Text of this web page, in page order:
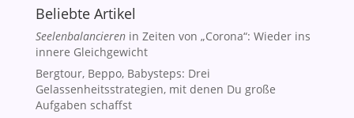
Beliebte Artikel
Seelenbalancierenin Zeiten von „Corona“: Wieder ins
innere Gleichgewicht
Bergtour, Beppo, Babysteps: Drei
Gelassenheitsstrategien, mit denen Du große
Aufgaben schaffst